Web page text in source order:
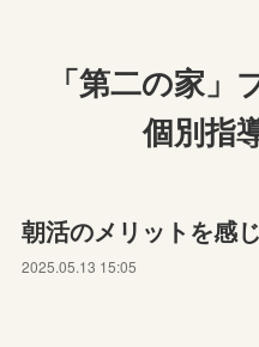
「第二の家」
個別指
朝活のメリットを感
2025.05.13 15:05